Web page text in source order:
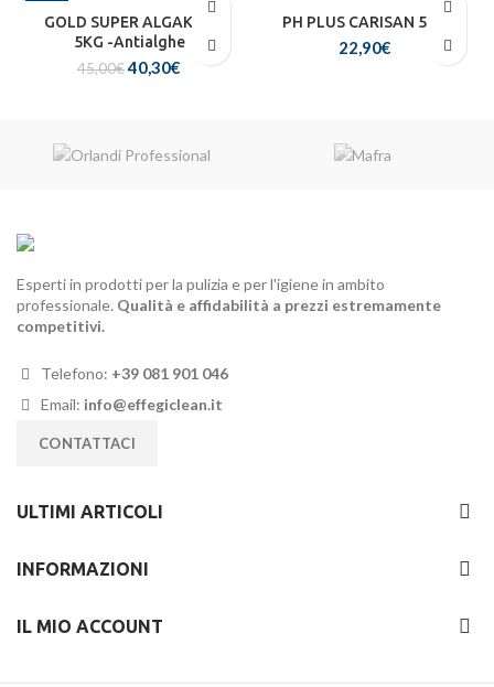
GOLD SUPER ALGAKILL
5KG -Antialghe
45,00€Il
45,00€.
40,30€
40,30€.
PH PLUS CARISAN 5KG
22,90€
Esperti in prodotti per la pulizia e per l'igiene in ambito
professionale. Qualità e affidabilità a prezzi estremamente
competitivi.
Telefono: +39 081 901 046
Email: info@effegiclean.it
CONTATTACI
ULTIMI ARTICOLI
INFORMAZIONI
IL MIO ACCOUNT